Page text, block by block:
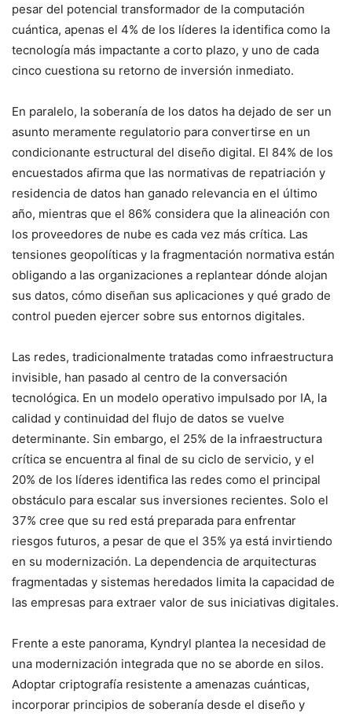
pesar del potencial transformador de la computación
cuántica, apenas el 4% de los líderes la identifica como la
tecnología más impactante a corto plazo, y uno de cada
cinco cuestiona su retorno de inversión inmediato.
En paralelo, la soberanía de los datos ha dejado de ser un
asunto meramente regulatorio para convertirse en un
condicionante estructural del diseño digital. El 84% de los
encuestados afirma que las normativas de repatriación y
residencia de datos han ganado relevancia en el último
año, mientras que el 86% considera que la alineación con
los proveedores de nube es cada vez más crítica. Las
tensiones geopolíticas y la fragmentación normativa están
obligando a las organizaciones a replantear dónde alojan
sus datos, cómo diseñan sus aplicaciones y qué grado de
control pueden ejercer sobre sus entornos digitales.
Las redes, tradicionalmente tratadas como infraestructura
invisible, han pasado al centro de la conversación
tecnológica. En un modelo operativo impulsado por IA, la
calidad y continuidad del flujo de datos se vuelve
determinante. Sin embargo, el 25% de la infraestructura
crítica se encuentra al final de su ciclo de servicio, y el
20% de los líderes identifica las redes como el principal
obstáculo para escalar sus inversiones recientes. Solo el
37% cree que su red está preparada para enfrentar
riesgos futuros, a pesar de que el 35% ya está invirtiendo
en su modernización. La dependencia de arquitecturas
fragmentadas y sistemas heredados limita la capacidad de
las empresas para extraer valor de sus iniciativas digitales.
Frente a este panorama, Kyndryl plantea la necesidad de
una modernización integrada que no se aborde en silos.
Adoptar criptografía resistente a amenazas cuánticas,
incorporar principios de soberanía desde el diseño y